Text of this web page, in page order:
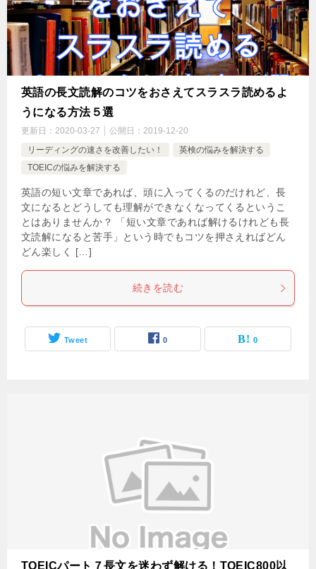
英語の長文読解のコツをおさえてスラスラ読めるよ
うになる方法５選
更新日： 2020-03-27 公開日： 2019-12-20
リーディングの速さを改善したい！
英検の悩みを解決する
TOEICの悩みを解決する
英語の短い文章であれば、頭に入ってくるのだけれど、長
文になるとどうしても理解ができなくなってくるというこ
とはありませんか？ 「短い文章であれば解けるけれども長
文読解になると苦手」という時でもコツを押さえればどん
どん楽しく […]
続きを読む
Tweet 0 0
TOEICパート７長文を迷わず解ける！TOEIC800以